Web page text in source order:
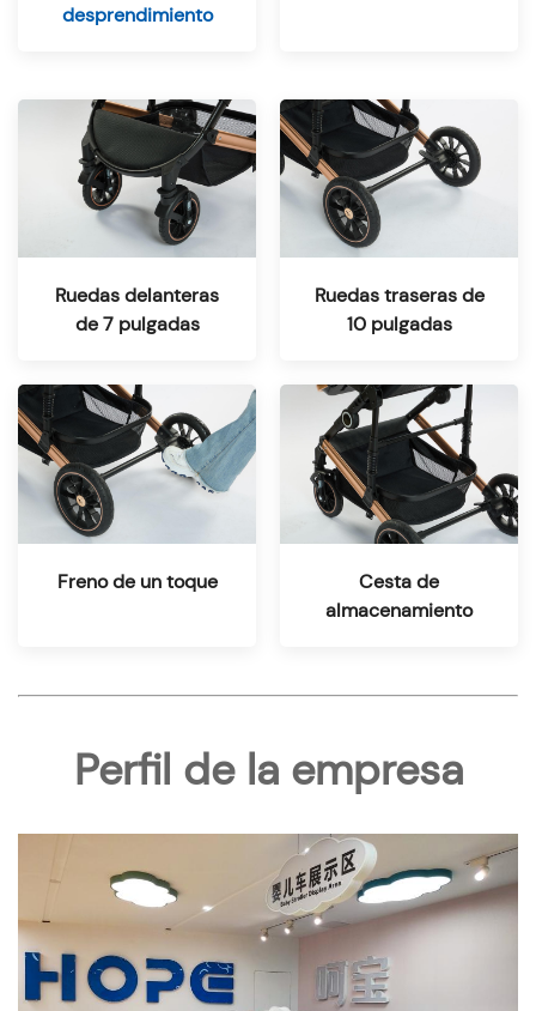
desprendimiento
Ruedas delanteras
de 7 pulgadas
Ruedas traseras de
10 pulgadas
Freno de un toque
Cesta de
almacenamiento
Perfil de la empresa